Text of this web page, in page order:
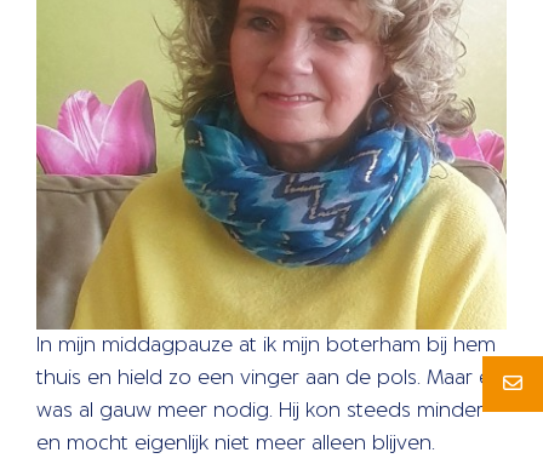
In mijn middagpauze at ik mijn boterham bij hem
thuis en hield zo een vinger aan de pols. Maar er
was al gauw meer nodig. Hij kon steeds minder
en mocht eigenlijk niet meer alleen blijven.